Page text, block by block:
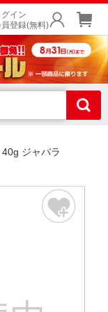
グイン
登録(無料)
ジャバラ